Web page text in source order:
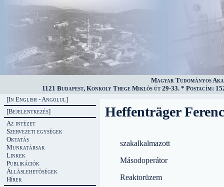
Magyar Tudományos
1121 Budapest, Konkoly Thege Miklós út 29-33. * Postacím:
[In English - Angolul]
[Bejelentkezés]
Az intézet
Szervezeti egységek
Oktatás
Munkatársak
Linkek
Publikációk
Álláslehetõségek
Hírek
Heffenträger Ferenc
szakalkalmazott
Másodoperátor
Reaktorüzem